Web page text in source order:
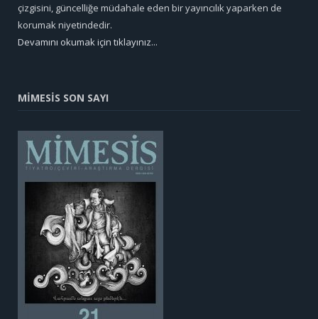
çizgisini, güncelliğe müdahale eden bir yayıncılık yaparken de
korumak niyetindedir.
Devamını okumak için tıklayınız...
MİMESİS SON SAYI